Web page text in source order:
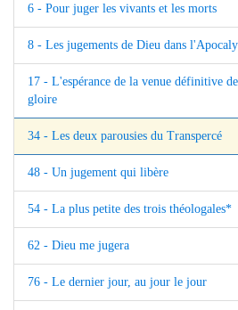
6 - Pour juger les vivants et les morts
8 - Les jugements de Dieu dans
17 - L'espérance de la venue définitive
gloire
34 - Les deux parousies du Transpercé
48 - Un jugement qui libère
54 - La plus petite des trois théologales*
62 - Dieu me jugera
76 - Le dernier jour, au jour le jour